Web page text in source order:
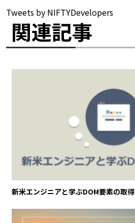
Tweets by NIFTYDevelopers
関連記事
新米エンジニアと学ぶDOM要素の取得